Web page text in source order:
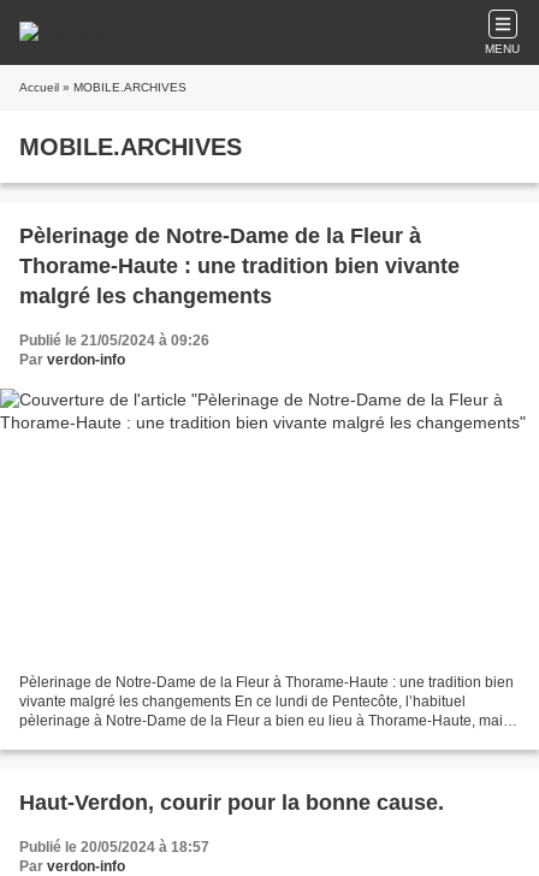
MENU
Accueil » MOBILE.ARCHIVES
MOBILE.ARCHIVES
Pèlerinage de Notre-Dame de la Fleur à
Thorame-Haute : une tradition bien vivante
malgré les changements
Publié le 21/05/2024 à 09:26
Par verdon-info
Pèlerinage de Notre-Dame de la Fleur à Thorame-Haute : une tradition bien
vivante malgré les changements En ce lundi de Pentecôte, l’habituel
pèlerinage à Notre-Dame de la Fleur a bien eu lieu à Thorame-Haute, mais
Haut-Verdon, courir pour la bonne cause.
Publié le 20/05/2024 à 18:57
Par verdon-info